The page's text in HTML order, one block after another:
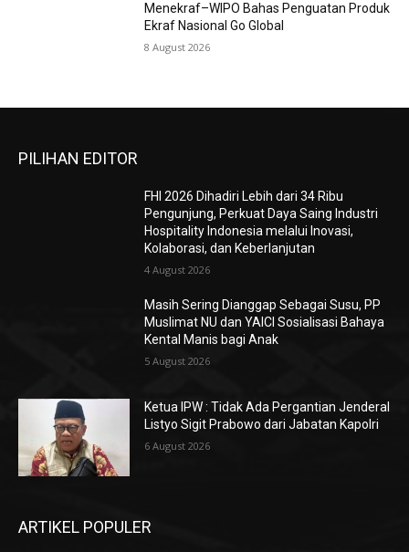
Menekraf–WIPO Bahas Penguatan Produk
Ekraf Nasional Go Global
8 August 2026
PILIHAN EDITOR
FHI 2026 Dihadiri Lebih dari 34 Ribu
Pengunjung, Perkuat Daya Saing Industri
Hospitality Indonesia melalui Inovasi,
Kolaborasi, dan Keberlanjutan
4 August 2026
Masih Sering Dianggap Sebagai Susu, PP
Muslimat NU dan YAICI Sosialisasi Bahaya
Kental Manis bagi Anak
5 August 2026
Ketua IPW : Tidak Ada Pergantian Jenderal
Listyo Sigit Prabowo dari Jabatan Kapolri
6 August 2026
ARTIKEL POPULER